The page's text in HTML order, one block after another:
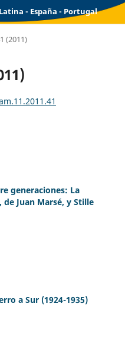
- España - Portugal
(2011)
generaciones: La
Juan Marsé, y Stille
a Sur (1924-1935)